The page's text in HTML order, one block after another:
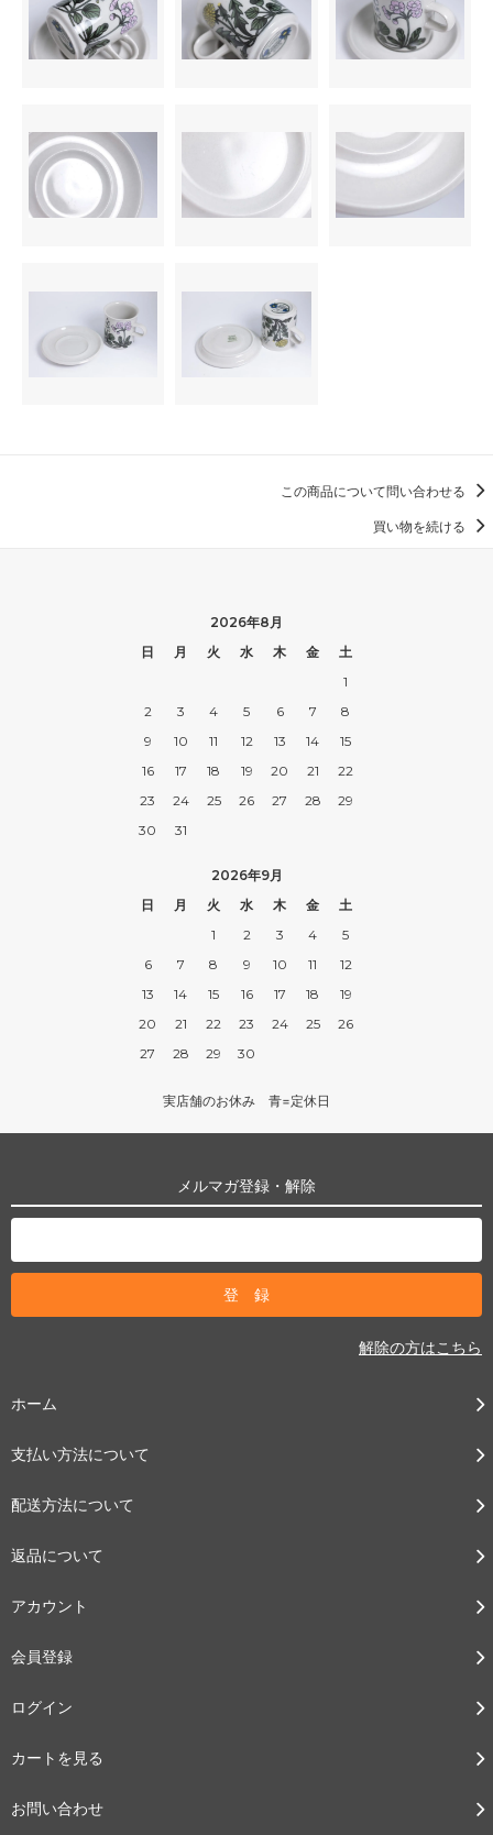
この商品について問い合わせる
買い物を続ける
2026年8月
日
月 火 水 木 金
土
1
2
3 4 5 6 7
8
9
10 11 12 13 14
15
16
17 18 19 20 21
22
23
24 25 26 27 28
29
30
31
2026年9月
日
月 火 水 木 金
土
1
2 3 4
5
6
7 8 9 10 11
12
13
14 15 16 17 18
19
20
21 22 23 24 25
26
27
28 29 30
実店舗のお休み 青=定休日
メルマガ登録・解除
解除の方はこちら
ホーム
支払い方法について
配送方法について
返品について
アカウント
会員登録
ログイン
カートを見る
お問い合わせ